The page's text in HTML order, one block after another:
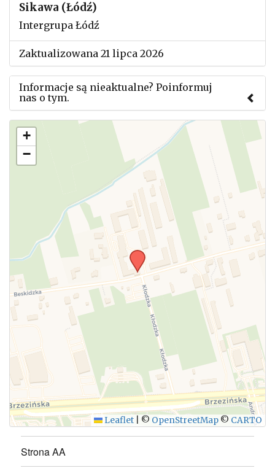
Sikawa (Łódź)
Intergrupa Łódź
Zaktualizowana 21 lipca 2026
Informacje są nieaktualne? Poinformuj
nas o tym.
Użyj tego formularza aby przesłać informację o
zmianach w powyższym mityngu.
WYŚLIJ
+
−
Leaflet © OpenStreetMap © CARTO
Strona AA